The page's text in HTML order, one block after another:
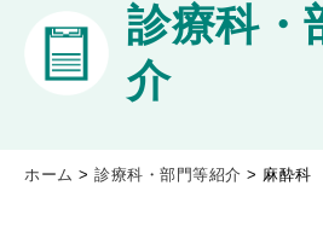
診療科・
介
ホーム > 診療科・部門等紹介 > 麻酔科